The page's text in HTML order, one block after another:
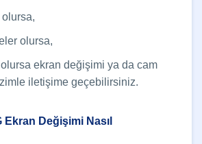
olursa,
ekran değişimi ya da cam
iletişime geçebilirsiniz.
Değişimi Nasıl